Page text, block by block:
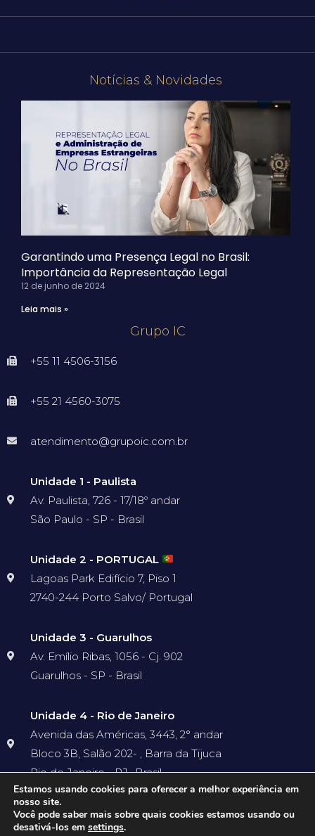
Grupo IC
+55 11 4506-3156
+55 21 4560-3075
atendimento@grupoic.com.br
Unidade 1 - Paulista
Av. Paulista, 726 - 17/18º andar
São Paulo - SP - Brasil
Unidade 2 - PORTUGAL
Lagoas Park Edifício 7, Piso 1
2740-244 Porto Salvo/ Portugal
Unidade 3 - Guarulhos
Av. Emílio Ribas, 1056 - Cj. 902
Guarulhos - SP - Brasil
Unidade 4 - Rio de Janeiro
Avenida das Américas, 3443, 2° andar
Bloco 3B, Salão 202- , Barra da Tijuca
Rio de Janeiro - RJ- Brasil
Notícias & Novidades
Garantindo uma Presença Legal no Brasil:
Importância da Representação Legal
12 de junho de 2024
Leia mais »
Estamos usando cookies para oferecer a melhor experiência em
nosso site.
Você pode saber mais sobre quais cookies estamos usando ou
desativá-los em settings.